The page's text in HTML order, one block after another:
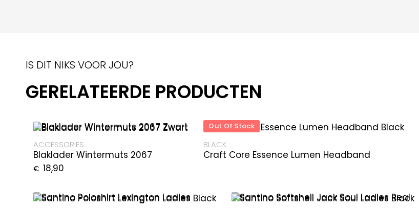
IS DIT NIKS VOOR JOU?
GERELATEERDE PRODUCTEN
ACCESSORIES
Blaklader Wintermuts 2067
€ 18,90
Out Of Stock
BLACK
Craft Core Essence Lumen Headband